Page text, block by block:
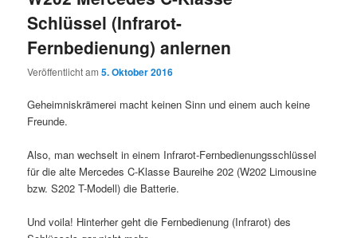
Schlüssel (Infrarot-
Fernbedienung) anlernen
Veröffentlicht am5. Oktober 2016
Geheimniskrämerei macht keinen Sinn und einem auch keine
Freunde.
Also, man wechselt in einem Infrarot-Fernbedienungsschlüssel
für die alte Mercedes C-Klasse Baureihe 202 (W202 Limousine
bzw. S202 T-Modell) die Batterie.
Und voila! Hinterher geht die Fernbedienung (Infrarot) des